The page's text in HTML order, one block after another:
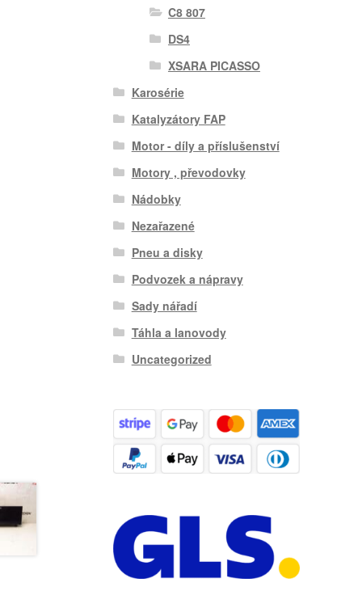
C8 807
DS4
XSARA PICASSO
Karosérie
Katalyzátory FAP
Motor - díly a příslušenství
Motory , převodovky
Nádobky
Nezařazené
Pneu a disky
Podvozek a nápravy
Sady nářadí
Táhla a lanovody
Uncategorized